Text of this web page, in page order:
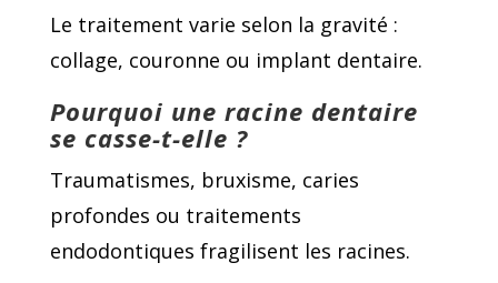
Le traitement varie selon la gravité :
collage, couronne ou implant dentaire.
Pourquoi une racine dentaire
se casse-t-elle ?
Traumatismes, bruxisme, caries
profondes ou traitements
endodontiques fragilisent les racines.